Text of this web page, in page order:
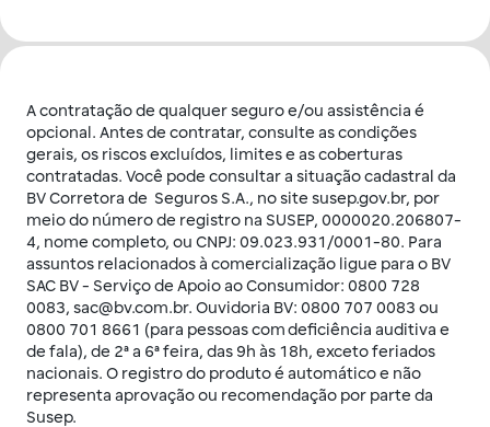
A contratação de qualquer seguro e/ou assistência é
opcional. Antes de contratar, consulte as condições
gerais, os riscos excluídos, limites e as coberturas
contratadas. Você pode consultar a situação cadastral da
BV Corretora de Seguros S.A., no site susep.gov.br, por
meio do número de registro na SUSEP, 0000020.206807-
4, nome completo, ou CNPJ: 09.023.931/0001-80. Para
assuntos relacionados à comercialização ligue para o BV
SAC BV - Serviço de Apoio ao Consumidor: 0800 728
0083, sac@bv.com.br. Ouvidoria BV: 0800 707 0083 ou
0800 701 8661 (para pessoas com deficiência auditiva e
de fala), de 2ª a 6ª feira, das 9h às 18h, exceto feriados
nacionais. O registro do produto é automático e não
representa aprovação ou recomendação por parte da
Susep.